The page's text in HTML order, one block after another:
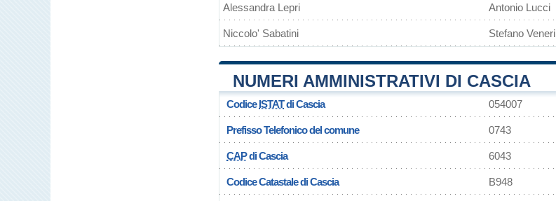
Alessandra Lepri Antonio Lucci
Niccolo' Sabatini Stefano Veneri
NUMERI AMMINISTRATIVI DI CASCIA
CodiceISTATdi Cascia 054007
Prefisso Telefonico del comune 0743
CAPdi Cascia 6043
Codice Catastale di Cascia B948